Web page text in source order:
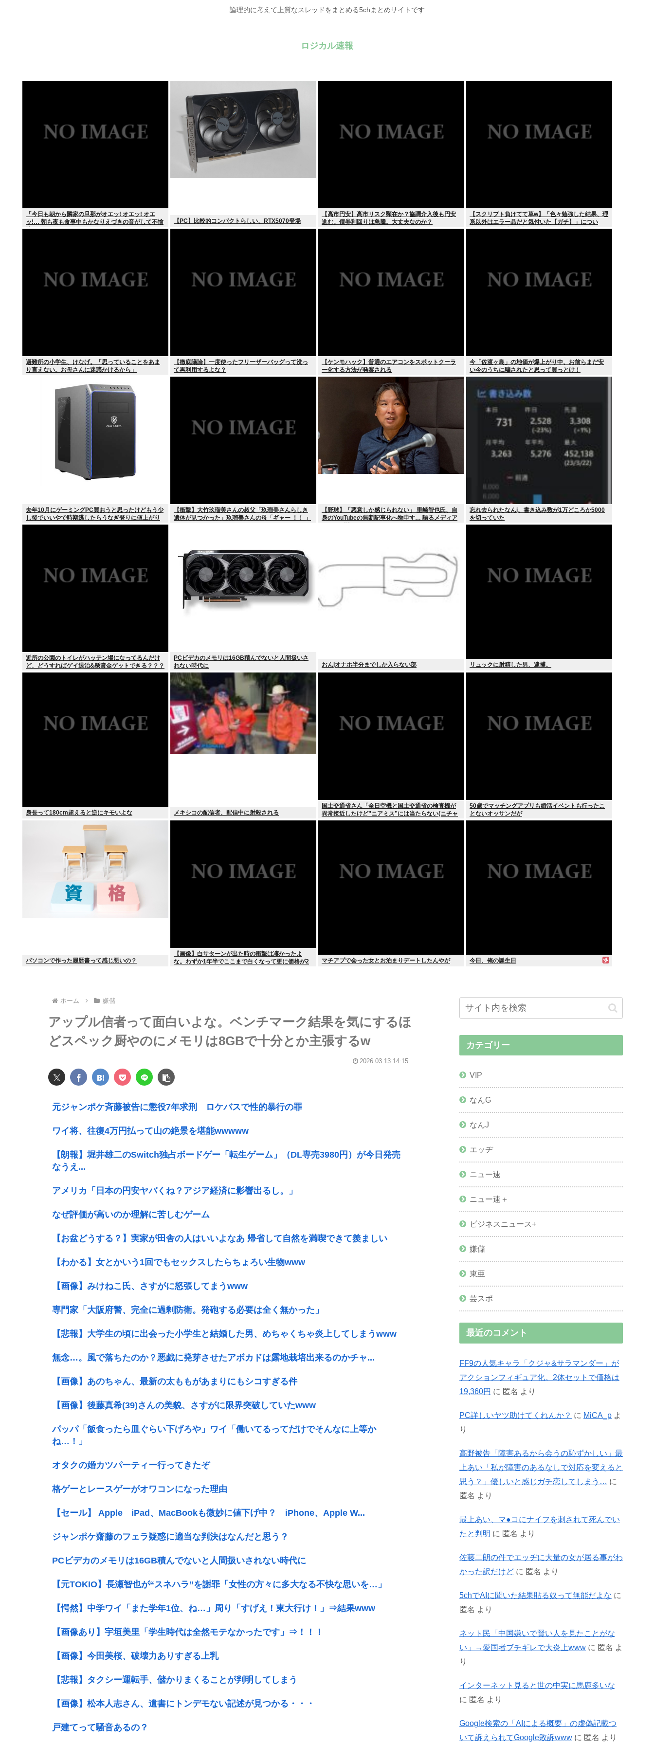
論理的に考えて上質なスレッドをまとめる5chまとめサイトです
ロジカル速報
「今日も朝から隣家の旦那がオエッ! オエッ! オエ
ッ!… 朝も夜も食事中もかなりえづきの音がして不愉
快な1日が始まります…」
【PC】比較的コンパクトらしい、RTX5070登場
【高市円安】高市リスク顕在か？協調介入後も円安
進む。債券利回りは急騰。大丈夫なのか？
【スクリプト負けてて草w】「色々勉強した結果、理
系以外はエラー品だと気付いた【ガチ】」につい
て、もっと具体的に話そうか
避難所の小学生、けなげ。「思っていることをあま
り言えない。お母さんに迷惑かけるから」
【徹底議論】一度使ったフリーザーバッグって洗っ
て再利用するよな？
【ケンモハック】普通のエアコンをスポットクーラ
ー化する方法が発案される
今「佐渡ヶ島」の地価が爆上がり中、お前らまだ安
い今のうちに騙されたと思って買っとけ！
去年10月にゲーミングPC買おうと思ったけどもう少
し後でいいやで時期逃したらうなぎ登りに値上がり
していった
【衝撃】大竹玖瑠美さんの叔父「玖瑠美さんらしき
遺体が見つかった」玖瑠美さんの母「ギャー ！！ 」
【野球】「悪意しか感じられない」 里崎智也氏、自
身のYouTubeの無断記事化へ物申す… 語るメディア
忘れ去られたなんj、書き込み数が1万どころか5000
を切っていた
近所の公園のトイレがハッテン場になってるんだけ
ど、どうすればゲイ退治&懸賞金ゲットできる？？？
PCビデカのメモリは16GB積んでないと人間扱いさ
れない時代に
おんjオナホ半分までしか入らない部 リュックに射精した男、逮捕。
身長って180cm超えると逆にキモいよな メキシコの配信者、配信中に射殺される
国土交通省さん「全日空機と国土交通省の検査機が
異常接近したけど”ニアミス”には当たらない(ニチャ
ァ」
50歳でマッチングアプリも婚活イベントも行ったこ
とないオッサンだが
パソコンで作った履歴書って感じ悪いの？
【画像】白サターンが出た時の衝撃は凄かったよ
な。わずか1年半でここまで白くなって更に価格が2
マチアプで会った女とお泊まりデートしたんやが 今日、俺の誕生日
ホーム 嫌儲
アップル信者って面白いよな。ベンチマーク結果を気にするほ
どスペック厨やのにメモリは8GBで十分とか主張するw
2026.03.13 14:15
元ジャンポケ斉藤被告に懲役7年求刑 ロケバスで性的暴行の罪
ワイ将、往復4万円払って山の絶景を堪能wwwww
【朗報】堀井雄二のSwitch独占ボードゲー「転生ゲーム」（DL専売3980円）が今日発売
なうえ...
アメリカ「日本の円安ヤバくね？アジア経済に影響出るし。」
なぜ評価が高いのか理解に苦しむゲーム
【お盆どうする？】実家が田舎の人はいいよなあ 帰省して自然を満喫できて羨ましい
【わかる】女とかいう1回でもセックスしたらちょろい生物www
【画像】みけねこ氏、さすがに怒張してまうwww
専門家「大阪府警、完全に過剰防衛。発砲する必要は全く無かった」
【悲報】大学生の頃に出会った小学生と結婚した男、めちゃくちゃ炎上してしまうwww
無念…。風で落ちたのか？悪戯に発芽させたアボカドは露地栽培出来るのかチャ...
【画像】あのちゃん、最新の太ももがあまりにもシコすぎる件
【画像】後藤真希(39)さんの美貌、さすがに限界突破していたwww
パッパ「飯食ったら皿ぐらい下げろや」ワイ「働いてるってだけでそんなに上等か
ね…！」
オタクの婚カツパーティー行ってきたぞ
格ゲーとレースゲーがオワコンになった理由
【セール】 Apple iPad、MacBookも微妙に値下げ中？ iPhone、Apple W...
ジャンポケ齋藤のフェラ疑惑に適当な判決はなんだと思う？
PCビデカのメモリは16GB積んでないと人間扱いされない時代に
【元TOKIO】長瀬智也が“スネハラ”を謝罪「女性の方々に多大なる不快な思いを…」
【愕然】中学ワイ「また学年1位、ね…」周り「すげえ！東大行け！」⇒結果www
【画像あり】宇垣美里「学生時代は全然モテなかったです」⇒！！！
【画像】今田美桜、破壊力ありすぎる上乳
【悲報】タクシー運転手、儲かりまくることが判明してしまう
【画像】松本人志さん、遺書にトンデモない記述が見つかる・・・
戸建てって騒音あるの？
カテゴリー
VIP
なんG
なんJ
エッヂ
ニュー速
ニュー速＋
ビジネスニュース+
嫌儲
東亜
芸スポ
最近のコメント
FF9の人気キャラ「クジャ&サラマンダー」が
アクションフィギュア化。2体セットで価格は
19,360円 に 匿名 より
PC詳しいヤツ助けてくれんか？ に MiCA_p よ
り
高野被告「障害あるから会うの恥ずかしい」最
上あい「私が障害のあるなしで対応を変えると
思う？」優しいと感じガチ恋してしまう…
に
匿名 より
最上あい、マ●コにナイフを刺されて死んでい
たと判明 に 匿名 より
佐藤二朗の件でエッヂに大量の女が居る事がわ
かった訳だけど に 匿名 より
5chでAIに聞いた結果貼る奴って無能だよな に
匿名 より
ネット民「中国嫌いで賢い人を見たことがな
い」→愛国者ブチギレで大炎上www に 匿名 よ
り
インターネット見ると世の中実に馬鹿多いな
に 匿名 より
Google検索の「AIによる概要」の虚偽記載つ
いて訴えられてGoogle敗訴www に 匿名 より